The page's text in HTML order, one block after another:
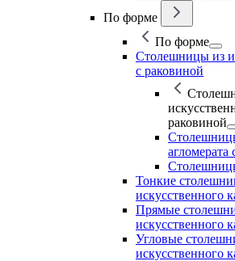
По форме
По форме
Столешницы из
с раковиной
раковиной
агломерата
Тонкие
искусственного
Прямые
искусственного
Угловые
искусственного